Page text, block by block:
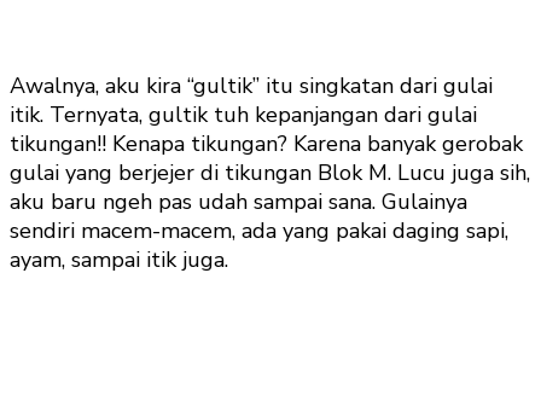
Awalnya, aku kira “gultik” itu singkatan dari gulai
itik. Ternyata, gultik tuh kepanjangan dari gulai
tikungan!! Kenapa tikungan? Karena banyak gerobak
gulai yang berjejer di tikungan Blok M. Lucu juga sih,
aku baru ngeh pas udah sampai sana. Gulainya
sendiri macem-macem, ada yang pakai daging sapi,
ayam, sampai itik juga.